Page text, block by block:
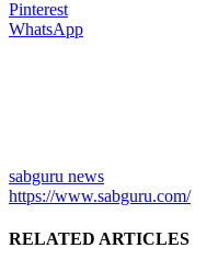
Pinterest
WhatsApp
sabguru news
https://www.sabguru.com/
RELATED ARTICLES